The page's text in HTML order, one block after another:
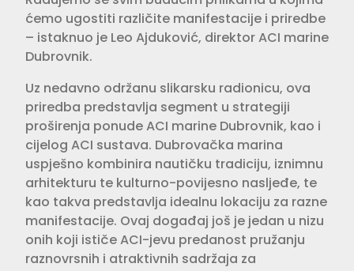
ćemo ugostiti različite manifestacije i priredbe
– istaknuo je Leo Ajduković, direktor ACI marine
Dubrovnik.
Uz nedavno održanu slikarsku radionicu, ova
priredba predstavlja segment u strategiji
proširenja ponude ACI marine Dubrovnik, kao i
cijelog ACI sustava. Dubrovačka marina
uspješno kombinira nautičku tradiciju, iznimnu
arhitekturu te kulturno-povijesno nasljeđe, te
kao takva predstavlja idealnu lokaciju za razne
manifestacije. Ovaj događaj još je jedan u nizu
onih koji ističe ACI-jevu predanost pružanju
raznovrsnih i atraktivnih sadržaja za